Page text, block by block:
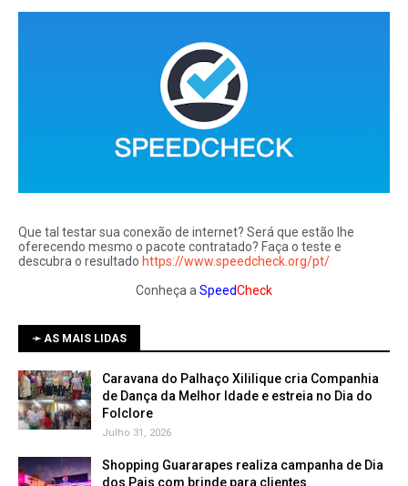
Que tal testar sua conexão de internet? Será que estão lhe
oferecendo mesmo o pacote contratado? Faça o teste e
descubra o resultado https://www.speedcheck.org/pt/
Conheça a SpeedCheck
➛ AS MAIS LIDAS
Caravana do Palhaço Xililique cria Companhia
de Dança da Melhor Idade e estreia no Dia do
Folclore
Julho 31, 2026
Shopping Guararapes realiza campanha de Dia
dos Pais com brinde para clientes